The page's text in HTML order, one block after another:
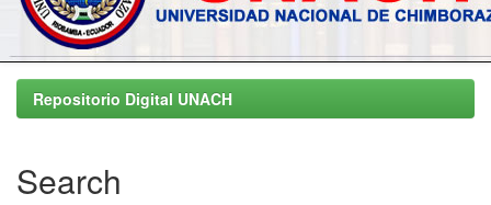
Skip
navigationRepositorio Digital UNACH
Search